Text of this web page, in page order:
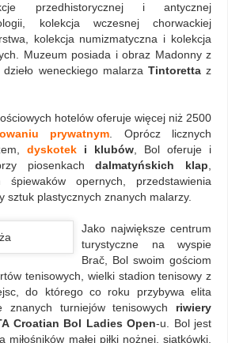
przedhistorycznej i antycznej
kolekcja wczesnej chorwackiej
kolekcja numizmatyczna i kolekcja
Muzeum posiada i obraz Madonny z
weneckiego malarza Tintorettaz
hotelów oferuje więcej niż 2500
prywatnym . Oprócz licznych
dyskotek i klubów , Bol oferuje i
piosenkachdalmatyńskich klap
śpiewaków opernych, przedstawienia
sztuk plastycznych znanych malarzy.
Jako największe centrum
turystyczne na wyspie
Brač, Bol swoim gościom
tenisowych, wielki stadion tenisowy z
do którego co roku przybywa elita
znanych turniejów tenisowych riwiery
Croatian Bol Ladies Open-u. Bol jest
małej piłki nożnej, siatkówki,